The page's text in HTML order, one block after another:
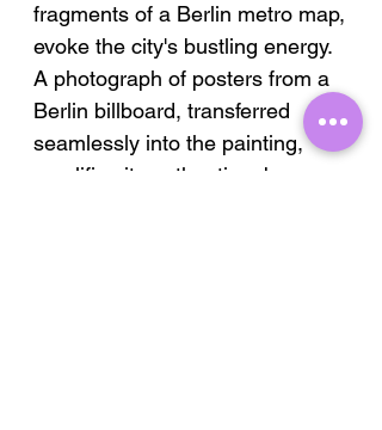
fragments of a Berlin metro map,
evoke the city's bustling energy.
A photograph of posters from a
Berlin billboard, transferred
seamlessly into the painting,
amplifies its authentic urban